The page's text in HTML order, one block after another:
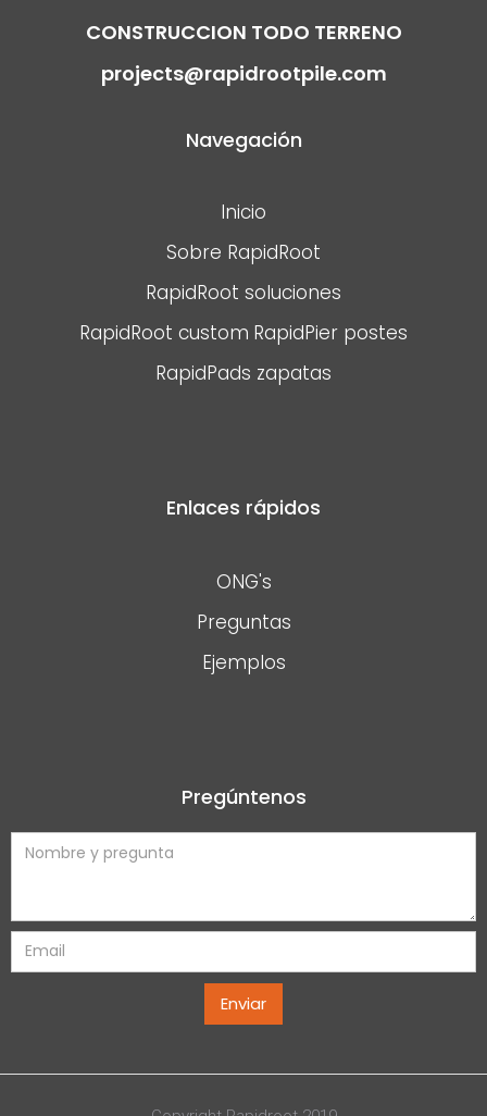
CONSTRUCCION TODO TERRENO
projects@rapidrootpile.com
Navegación
Inicio
Sobre RapidRoot
RapidRoot soluciones
RapidRoot custom RapidPier postes
RapidPads zapatas
Enlaces rápidos
ONG's
Preguntas
Ejemplos
Pregúntenos